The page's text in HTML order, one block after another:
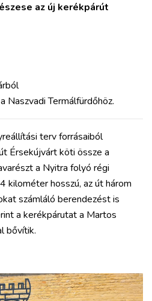
az új kerékpárút
Termálfürdőhöz.
terv forrásaiból
Érsekújvárt köti össze a
a Nyitra folyó régi
kilométer hosszú, az út három
számláló berendezést is
a kerékpárutat a Martos
bővítik.